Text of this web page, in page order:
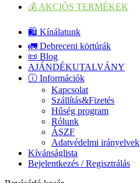
💰 AKCIÓS TERMÉKEK
🛍️ Kínálatunk
🚛 Debreceni körtúrák
📜 Blog
AJÁNDÉKUTALVÁNY
ⓘ Információk
Kapcsolat
Szállítás&Fizetés
Hűség program
Rólunk
ÁSZF
Adatvédelmi irányelvek
Kívánságlista
Bejelentkezés / Regisztrálás